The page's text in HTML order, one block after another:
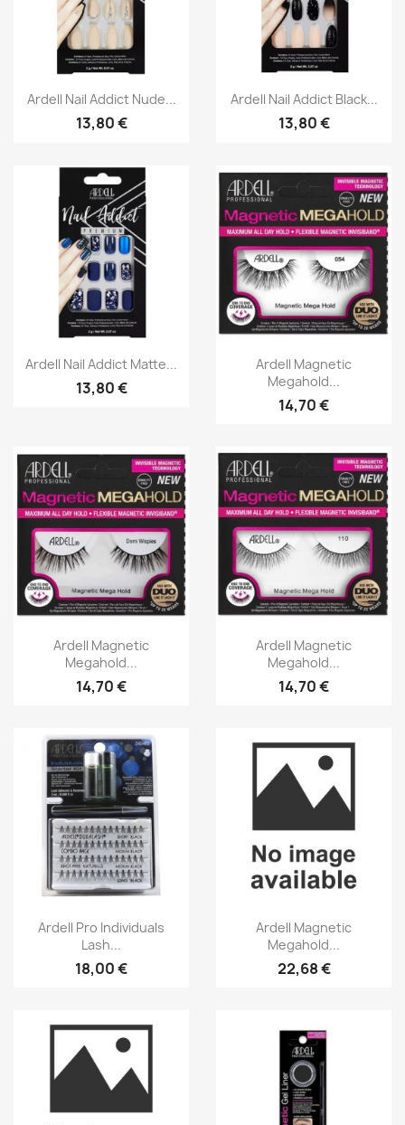
Aperçu rapide
Ardell Nail Addict Nude...
13,80 €
Aperçu rapide
Ardell Nail Addict Black...
13,80 €
 Aperçu rapide
Ardell Nail Addict Matte...
13,80 €
Aperçu rapide
Ardell Magnetic
Megahold...
14,70 €
Aperçu rapide
Ardell Magnetic
Megahold...
14,70 €
Aperçu rapide
Ardell Magnetic
Megahold...
14,70 €
Aperçu rapide
Ardell Pro Individuals
Lash...
18,00 €
Aperçu rapide
Ardell Magnetic
Megahold...
22,68 €